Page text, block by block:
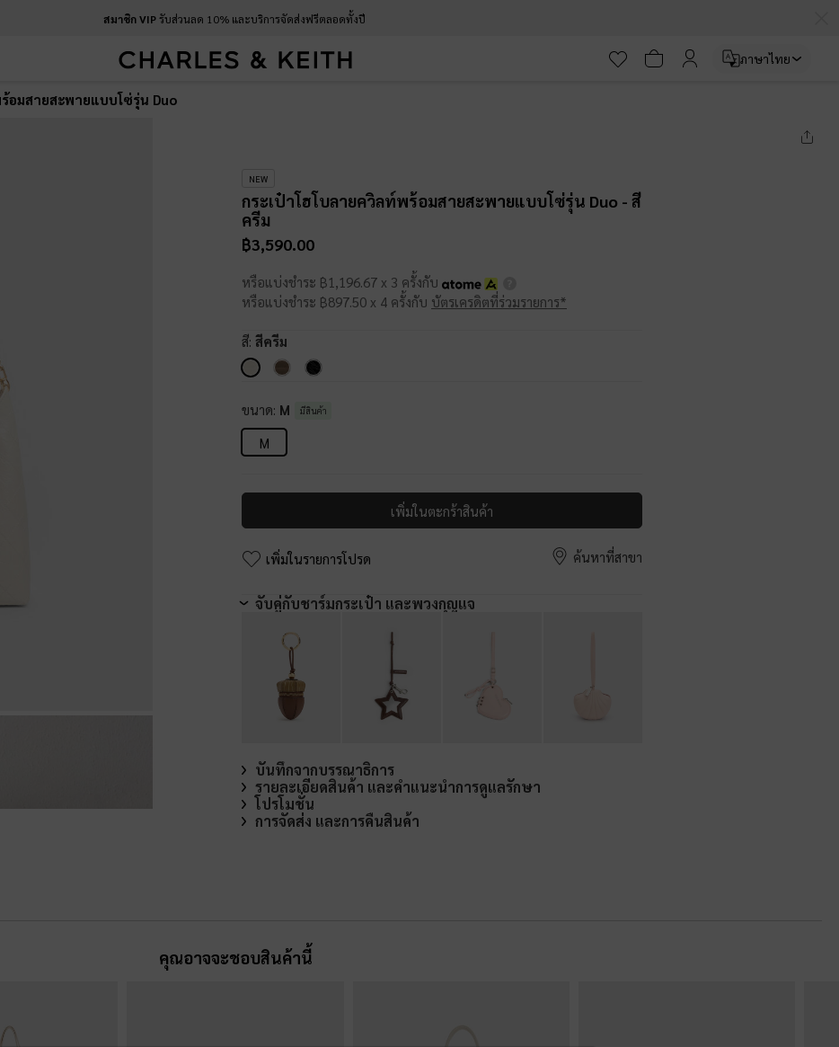
สมาชิก VIPรับส่วนลด 10% และบริการจัดส่งฟรีตลอดทั้งปี
ภาษาไทย
อมสายสะพายแบบโซ่รุ่น Duo
NEW
กระเป๋าโฮโบลายควิลท์พร้อมสายสะพายแบบโซ่รุ่น Duo - สี
ครีม
฿3,590.00
หรือแบ่งชำระ ฿1,196.67 x 3 ครั้งกับ
หรือแบ่งชำระ ฿897.50 x 4 ครั้งกับ บัตรเครดิตที่ร่วมรายการ*
สี: สีครีม
ขนาด: M มีสินค้า
M
เพิ่มในตะกร้าสินค้า
เพิ่มในรายการโปรด ค้นหาที่สาขา
จับคู่กับชาร์มกระเป๋า และพวงกุญแจ
บันทึกจากบรรณาธิการ
รายละเอียดสินค้า และคำแนะนำการดูแลรักษา
โปรโมชั่น
การจัดส่ง และการคืนสินค้า
คุณอาจจะชอบสินค้านี้